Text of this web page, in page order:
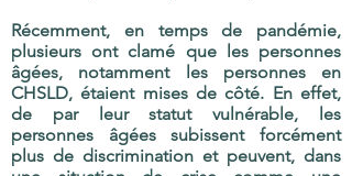
Récemment, en temps de pandémie,
plusieurs ont clamé que les personnes
âgées, notamment les personnes en
CHSLD, étaient mises de côté. En effet,
de par leur statut vulnérable, les
personnes âgées subissent forcément
plus de discrimination et peuvent, dans